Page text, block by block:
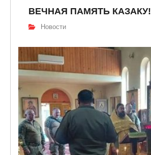
ВЕЧНАЯ ПАМЯТЬ КАЗАКУ!
Новости